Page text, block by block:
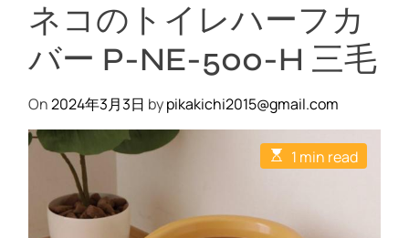
ff
l
e
R
C
H
U
ネコのトイレハーフカ
バー P-NE-500-H 三毛
On2024年3月3日 bypikakichi2015@gmail.com
E
s
a
1 min read